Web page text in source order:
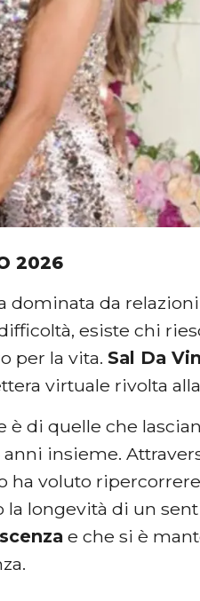
2026
dominata da
esiste chi
per la vita. Sal Da
virtuale rivolta
è di quelle che
anni insieme.
ha voluto
la longevità di un
e che si è